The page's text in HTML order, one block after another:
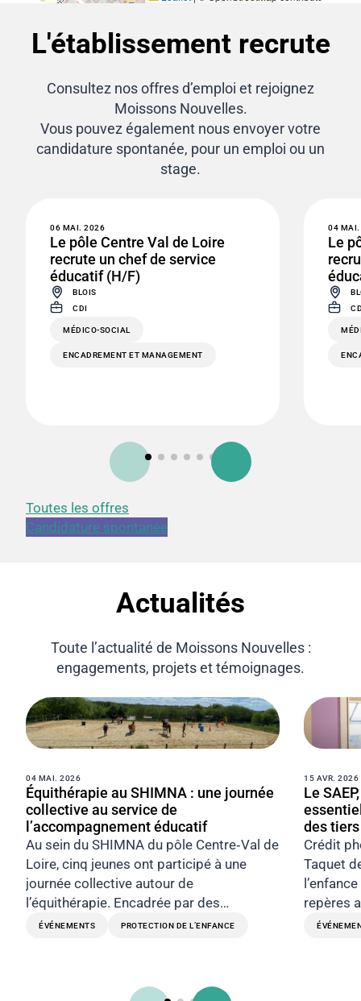
L'établissement recrute
Consultez nos offres d’emploi et rejoignez
Moissons Nouvelles.
Vous pouvez également nous envoyer votre
candidature spontanée, pour un emploi ou un
stage.
06 MAI. 2026
Le pôle Centre Val de Loire
recrute un chef de service
éducatif (H/F)
BLOIS
CDI
MÉDICO-SOCIAL
ENCADREMENT ET MANAGEMENT
04
Le
Toutes les offres
Candidature spontanée
Actualités
Toute l’actualité de Moissons Nouvelles :
engagements, projets et témoignages.
04 MAI. 2026
Équithérapie au SHIMNA : une journée
collective au service de
l’accompagnement éducatif
Au sein du SHIMNA du pôle Centre‑Val de
Loire, cinq jeunes ont participé à une
journée collective autour de
l’équithérapie. Encadrée par des…
ÉVÉNEMENTS PROTECTION DE L’ENFANCE
15 AVR. 2026
Le
des
Crédit
Taquet
repères